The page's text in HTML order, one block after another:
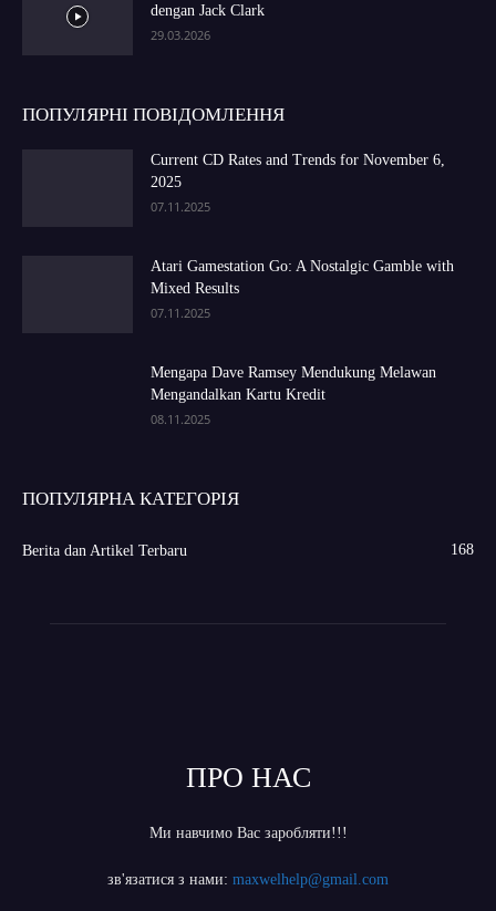
dengan Jack Clark
29.03.2026
ПОПУЛЯРНІ ПОВІДОМЛЕННЯ
Current CD Rates and Trends for November 6,
2025
07.11.2025
Atari Gamestation Go: A Nostalgic Gamble with
Mixed Results
07.11.2025
Mengapa Dave Ramsey Mendukung Melawan
Mengandalkan Kartu Kredit
08.11.2025
ПОПУЛЯРНА КАТЕГОРІЯ
Berita dan Artikel Terbaru 168
ПРО НАС
Ми навчимо Вас заробляти!!!
зв'язатися з нами: maxwelhelp@gmail.com